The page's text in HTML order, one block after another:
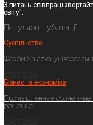
З питань співпраці
світу".
Популярні публікації
Суспільство
Фарби Sniezka:
Бізнес та економіка
Промышленные солнечные
решение